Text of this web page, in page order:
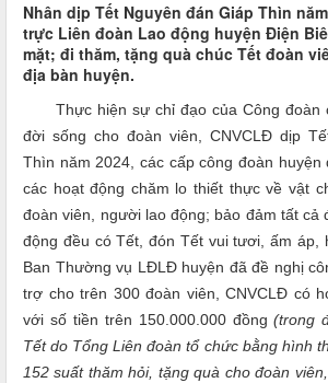
Nhân dịp Tết Nguyên đán Giáp Thìn
trực Liên đoàn Lao động huyện Điện
mặt; đi thăm, tặng quà chúc Tết đoàn
địa bàn huyện.
Thực hiện sự chỉ đạo của Công đoàn
đời sống cho đoàn viên, CNVCLĐ dịp
Thìn năm 2024, các cấp công đoàn huyện
các hoạt động chăm lo thiết thực về vật
đoàn viên, người lao động; bảo đảm tất cả
động đều có Tết, đón Tết vui tươi, ấm
Ban Thường vụ LĐLĐ huyện đã đề nghị
trợ cho trên 300 đoàn viên, CNVCLĐ có
với số tiền trên 150.000.000 đồng(trong
Tết do Tổng Liên đoàn tổ chức bằng hình
152 suất thăm hỏi, tặng quà cho đoàn